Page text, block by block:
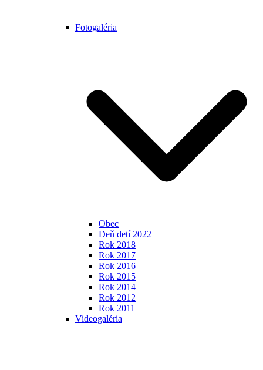
Fotogaléria
Obec
Deň detí 2022
Rok 2018
Rok 2017
Rok 2016
Rok 2015
Rok 2014
Rok 2012
Rok 2011
Videogaléria